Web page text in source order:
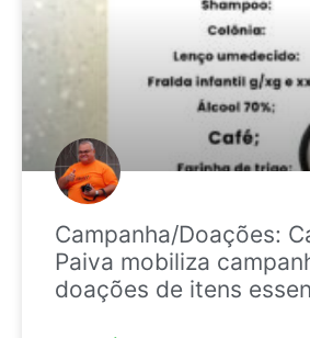
Campanha/Doações:
Paiva mobiliza
doações de itens